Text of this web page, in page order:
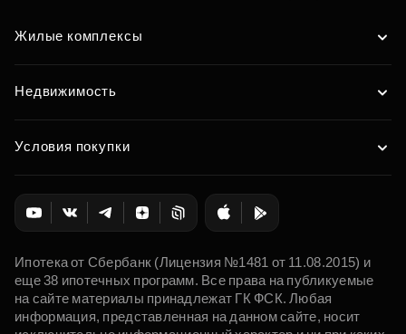
Жилые комплексы
Недвижимость
Условия покупки
Ипотека от Сбербанк (Лицензия №1481 от 11.08.2015) и
еще 38 ипотечных программ. Все права на публикуемые
на сайте материалы принадлежат ГК ФСК. Любая
информация, представленная на данном сайте, носит